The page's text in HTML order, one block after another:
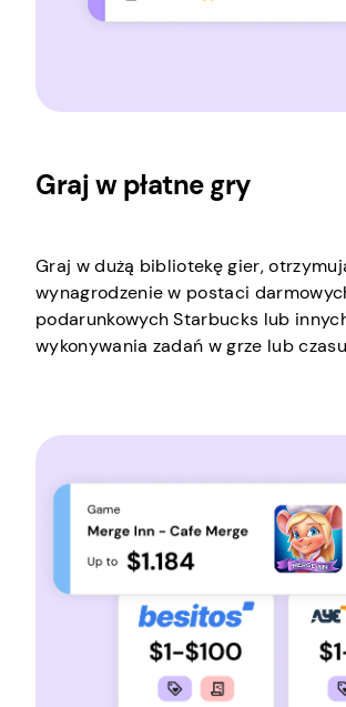
Graj w płatne gry
Graj w dużą bibliotekę gier,
wynagrodzenie w postaci
podarunkowych Starbucks lub
wykonywania zadań w grze lub